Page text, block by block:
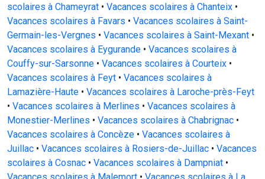
scolaires à Chameyrat • Vacances scolaires à Chanteix •
Vacances scolaires à Favars • Vacances scolaires à Saint-
Germain-les-Vergnes • Vacances scolaires à Saint-Mexant •
Vacances scolaires à Eygurande • Vacances scolaires à
Couffy-sur-Sarsonne • Vacances scolaires à Courteix •
Vacances scolaires à Feyt • Vacances scolaires à
Lamazière-Haute • Vacances scolaires à Laroche-près-Feyt
• Vacances scolaires à Merlines • Vacances scolaires à
Monestier-Merlines • Vacances scolaires à Chabrignac •
Vacances scolaires à Concèze • Vacances scolaires à
Juillac • Vacances scolaires à Rosiers-de-Juillac • Vacances
scolaires à Cosnac • Vacances scolaires à Dampniat •